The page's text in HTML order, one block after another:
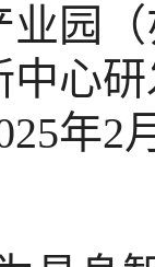
园
心
年2